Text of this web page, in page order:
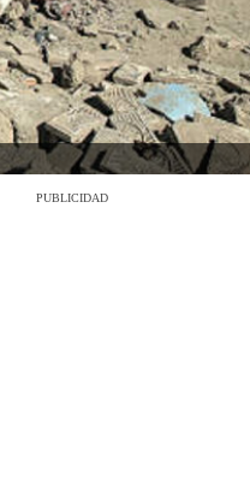
PUBLICIDAD